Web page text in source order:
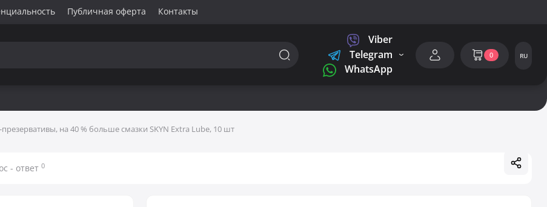
Публичная оферта Контакты
Viber
Telegram
WhatsApp
0 RU
на 40 % больше смазки SKYN Extra Lube, 10 шт
- ответ 0